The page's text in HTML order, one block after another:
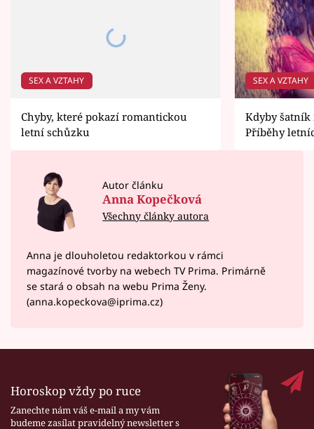
SEX A VZTAHY
Chyby, které pokazí romantickou
letní schůzku
SEX A VZTAHY
Kdyby
Příběhy
Autor článku
Anna Kopečková
Všechny články autora
Anna je dlouholetou redaktorkou v rámci
magazínové tvorby na webech TV Prima. Primárně
se stará o obsah na webu Prima Ženy.
(anna.kopeckova@iprima.cz)
Horoskop vždy po ruce
Zanechte nám váš e-mail a my vám
budeme zasílat pravidelný newsletter s